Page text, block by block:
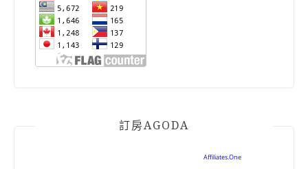
訂房AGODA